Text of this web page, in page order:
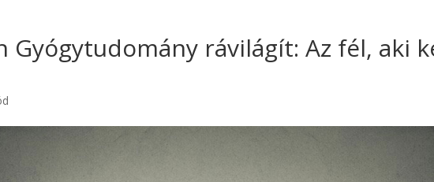
Gyógytudomány rávilágít: Az fél, aki